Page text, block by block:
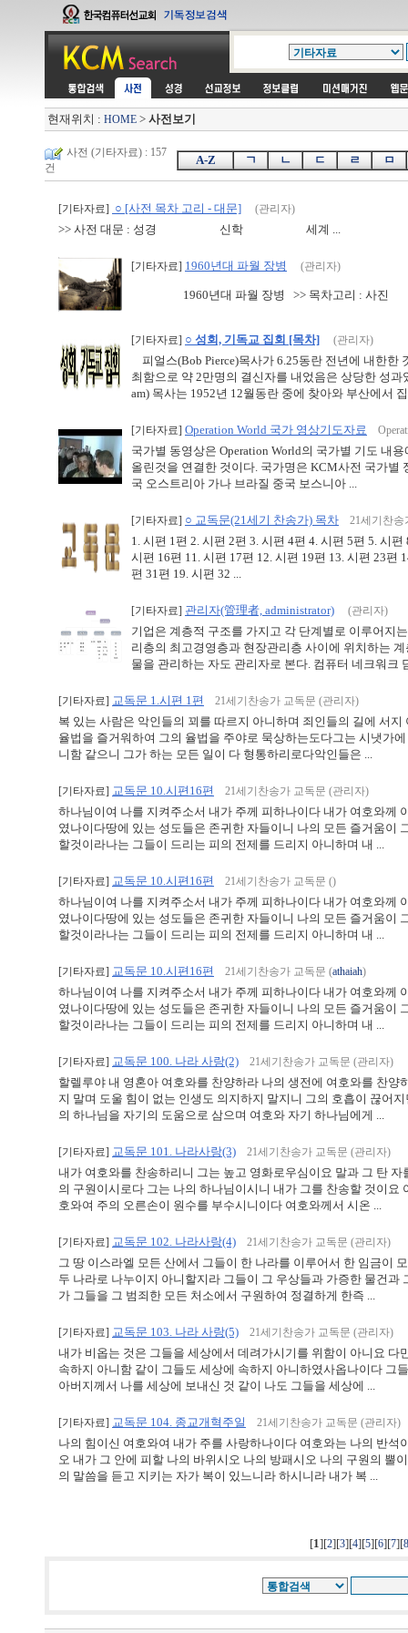
현재위치 : HOME > 사전보기
사전 (기타자료) : 157
건
A-Z ㄱ ㄴ ㄷ ㄹ ㅁ
[기타자료] ○ [사전 목차 고리 - 대문] (관리자)
>> 사전 대문 : 성경 신학 세계 ...
[기타자료] 1960년대 파월 장병 (관리자)
1960년대 파월 장병 >> 목차고리 : 사진
[기타자료] ○ 성회, 기독교 집회 [목차] (관리자)
피얼스(Bob Pierce)목사가 6.25동란 전년에 내한한
최함으로 약 2만명의 결신자를 내었음은 상당한 성
am) 목사는 1952년 12월동란 중에 찾아와 부산에서
[기타자료] Operation World 국가 영상기도자료
국가별 동영상은 Operation World의 국가별 기도 내
올린것을 연결한 것이다. 국가명은 KCM사전 국가
국 오스트리아 가나 브라질 중국 보스니아 ...
[기타자료] ○ 교독문(21세기 찬송가) 목차 21세기찬송
1. 시편 1편 2. 시편 2편 3. 시편 4편 4. 시편 5편 5. 시
시편 16편 11. 시편 17편 12. 시편 19편 13. 시편 23편
편 31편 19. 시편 32 ...
[기타자료] 관리자(管理者, administrator) (관리자)
기업은 계층적 구조를 가지고 각 단계별로 이루어지
리층의 최고경영층과 현장관리층 사이에 위치하는
물을 관리하는 자도 관리자로 본다. 컴퓨터 네크워크
[기타자료] 교독문 1.시편 1편 21세기찬송가 교독문 (관리자)
복 있는 사람은 악인들의 꾀를 따르지 아니하며 죄인들의 길에 서
율법을 즐거워하여 그의 율법을 주야로 묵상하는도다그는 시냇가
니함 같으니 그가 하는 모든 일이 다 형통하리로다악인들은 ...
[기타자료] 교독문 10.시편16편 21세기찬송가 교독문 (관리자)
하나님이여 나를 지켜주소서 내가 주께 피하나이다 내가 여호와께
였나이다땅에 있는 성도들은 존귀한 자들이니 나의 모든 즐거움이
할것이라나는 그들이 드리는 피의 전제를 드리지 아니하며 내 ...
[기타자료] 교독문 10.시편16편 21세기찬송가 교독문 ()
하나님이여 나를 지켜주소서 내가 주께 피하나이다 내가 여호와께
였나이다땅에 있는 성도들은 존귀한 자들이니 나의 모든 즐거움이
할것이라나는 그들이 드리는 피의 전제를 드리지 아니하며 내 ...
[기타자료] 교독문 10.시편16편 21세기찬송가 교독문 (athaiah)
하나님이여 나를 지켜주소서 내가 주께 피하나이다 내가 여호와께
였나이다땅에 있는 성도들은 존귀한 자들이니 나의 모든 즐거움이
할것이라나는 그들이 드리는 피의 전제를 드리지 아니하며 내 ...
[기타자료] 교독문 100. 나라 사랑(2) 21세기찬송가 교독문 (관리자)
할렐루야 내 영혼아 여호와를 찬양하라 나의 생전에 여호와를 찬
지 말며 도울 힘이 없는 인생도 의지하지 말지니 그의 호흡이 끊어
의 하나님을 자기의 도움으로 삼으며 여호와 자기 하나님에게 ...
[기타자료] 교독문 101. 나라사랑(3) 21세기찬송가 교독문 (관리자)
내가 여호와를 찬송하리니 그는 높고 영화로우심이요 말과 그 탄
의 구원이시로다 그는 나의 하나님이시니 내가 그를 찬송할 것이
호와여 주의 오른손이 원수를 부수시니이다 여호와께서 시온 ...
[기타자료] 교독문 102. 나라사랑(4) 21세기찬송가 교독문 (관리자)
그 땅 이스라엘 모든 산에서 그들이 한 나라를 이루어서 한 임금이
두 나라로 나누이지 아니할지라 그들이 그 우상들과 가증한 물건
가 그들을 그 범죄한 모든 처소에서 구원하여 정결하게 한즉 ...
[기타자료] 교독문 103. 나라 사랑(5) 21세기찬송가 교독문 (관리자)
내가 비옵는 것은 그들을 세상에서 데려가시기를 위함이 아니요
속하지 아니함 같이 그들도 세상에 속하지 아니하였사옵나이다 그
아버지께서 나를 세상에 보내신 것 같이 나도 그들을 세상에 ...
[기타자료] 교독문 104. 종교개혁주일 21세기찬송가 교독문 (관리자)
나의 힘이신 여호와여 내가 주를 사랑하나이다 여호와는 나의 반
오 내가 그 안에 피할 나의 바위시오 나의 방패시오 나의 구원의 뿔
의 말씀을 듣고 지키는 자가 복이 있느니라 하시니라 내가 복 ...
[1][2][3][4][5][6][7][8